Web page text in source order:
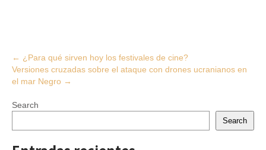
Post
navigation
← ¿Para qué sirven hoy los festivales de cine?
Versiones cruzadas sobre el ataque con drones ucranianos en
el mar Negro →
Search
Search